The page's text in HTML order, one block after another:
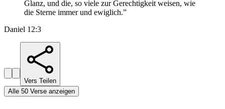
Glanz, und die, so viele zur Gerechtigkeit weisen, wie
die Sterne immer und ewiglich.”
Daniel 12:3
Vers Teilen
Alle 50 Verse anzeigen